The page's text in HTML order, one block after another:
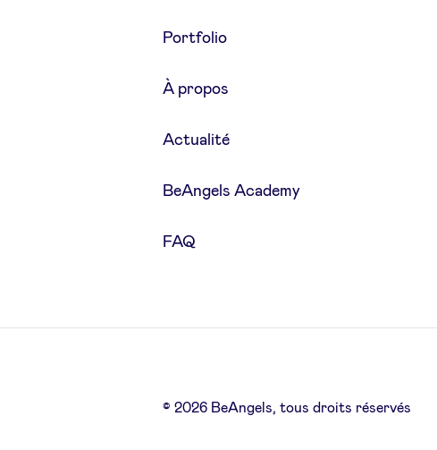
Portfolio
À propos
Actualité
BeAngels Academy
FAQ
© 2026 BeAngels, tous droits réservés